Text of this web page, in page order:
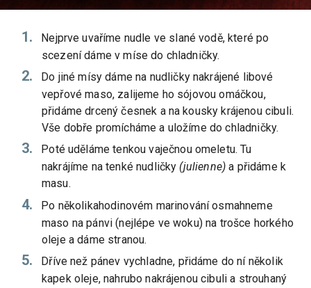
Nejprve uvaříme nudle ve slané vodě, které po
scezení dáme v míse do chladničky.
Do jiné mísy dáme na nudličky nakrájené libové
vepřové maso, zalijeme ho sójovou omáčkou,
přidáme drcený česnek a na kousky krájenou cibuli.
Vše dobře promícháme a uložíme do chladničky.
Poté uděláme tenkou vaječnou omeletu. Tu
nakrájíme na tenké nudličky (julienne) a přidáme k
masu.
Po několikahodinovém marinování osmahneme
maso na pánvi (nejlépe ve woku) na trošce horkého
oleje a dáme stranou.
Dříve než pánev vychladne, přidáme do ní několik
kapek oleje, nahrubo nakrájenou cibuli a strouhaný